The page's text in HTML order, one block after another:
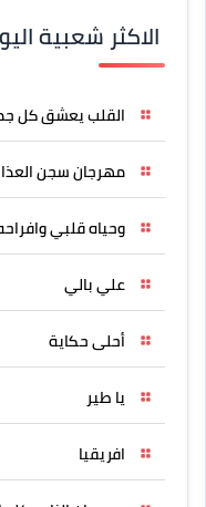
الاكثر شعبية
القلب يعشق كل
مهرجان سجن
وحياه قلبي
علي بالي
أحلى حكاية
يا طير
افريقيا